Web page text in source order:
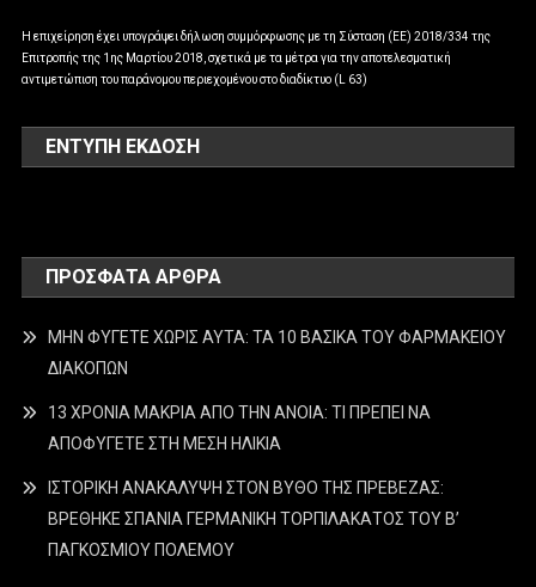
Η επιχείρηση έχει υπογράψει δήλωση συμμόρφωσης με τη Σύσταση (ΕΕ) 2018/334 της
Επιτροπής της 1ης Μαρτίου 2018, σχετικά με τα μέτρα για την αποτελεσματική
αντιμετώπιση του παράνομου περιεχομένου στο διαδίκτυο (L 63)
ΕΝΤΥΠΗ ΕΚΔΟΣΗ
ΠΡΌΣΦΑΤΑ ΆΡΘΡΑ
ΜΗΝ ΦΥΓΕΤΕ ΧΩΡΙΣ ΑΥΤΑ: ΤΑ 10 ΒΑΣΙΚΑ ΤΟΥ ΦΑΡΜΑΚΕΙΟΥ
ΔΙΑΚΟΠΩΝ
13 ΧΡΟΝΙΑ ΜΑΚΡΙΑ ΑΠΟ ΤΗΝ ΑΝΟΙΑ: ΤΙ ΠΡΕΠΕΙ ΝΑ
ΑΠΟΦΥΓΕΤΕ ΣΤΗ ΜΕΣΗ ΗΛΙΚΙΑ
ΙΣΤΟΡΙΚΗ ΑΝΑΚΑΛΥΨΗ ΣΤΟΝ ΒΥΘΟ ΤΗΣ ΠΡΕΒΕΖΑΣ:
ΒΡΕΘΗΚΕ ΣΠΑΝΙΑ ΓΕΡΜΑΝΙΚΗ ΤΟΡΠΙΛΑΚΑΤΟΣ ΤΟΥ Β’
ΠΑΓΚΟΣΜΙΟΥ ΠΟΛΕΜΟΥ